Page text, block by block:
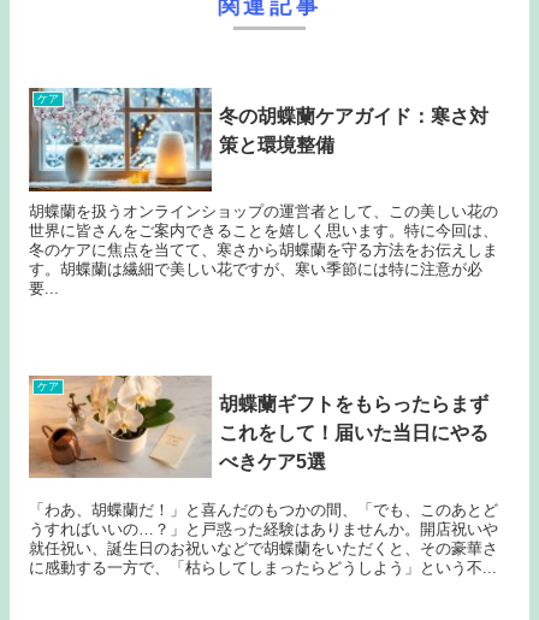
関連記事
ケア
冬の胡蝶蘭ケアガイド：寒さ対
策と環境整備
胡蝶蘭を扱うオンラインショップの運営者として、この美しい花の
世界に皆さんをご案内できることを嬉しく思います。特に今回は、
冬のケアに焦点を当てて、寒さから胡蝶蘭を守る方法をお伝えしま
す。胡蝶蘭は繊細で美しい花ですが、寒い季節には特に注意が必
要...
ケア
胡蝶蘭ギフトをもらったらまず
これをして！届いた当日にやる
べきケア5選
「わあ、胡蝶蘭だ！」と喜んだのもつかの間、「でも、このあとど
うすればいいの…？」と戸惑った経験はありませんか。開店祝いや
就任祝い、誕生日のお祝いなどで胡蝶蘭をいただくと、その豪華さ
に感動する一方で、「枯らしてしまったらどうしよう」という不...